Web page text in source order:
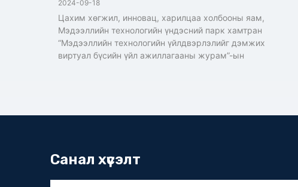
2024-09-18
Цахим хөгжил, инновац, харилцаа холбооны яам,
Мэдээллийн технологийн үндэсний парк хамтран
“Мэдээллийн технологийн үйлдвэрлэлийг дэмжих
виртуал бүсийн үйл ажиллагааны журам”-ын
Санал хүсэлт